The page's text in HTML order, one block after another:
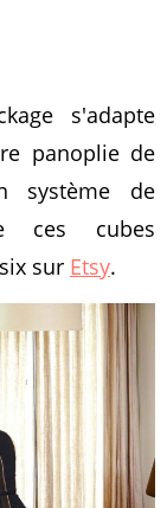
s'adapte
panoplie de
système de
ces cubes
sur Etsy.